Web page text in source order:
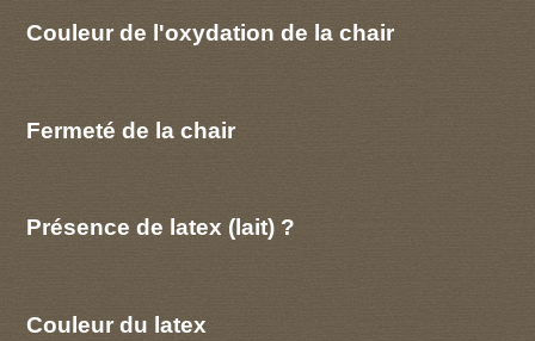
Couleur de l'oxydation de la chair
Fermeté de la chair
Présence de latex (lait) ?
Couleur du latex